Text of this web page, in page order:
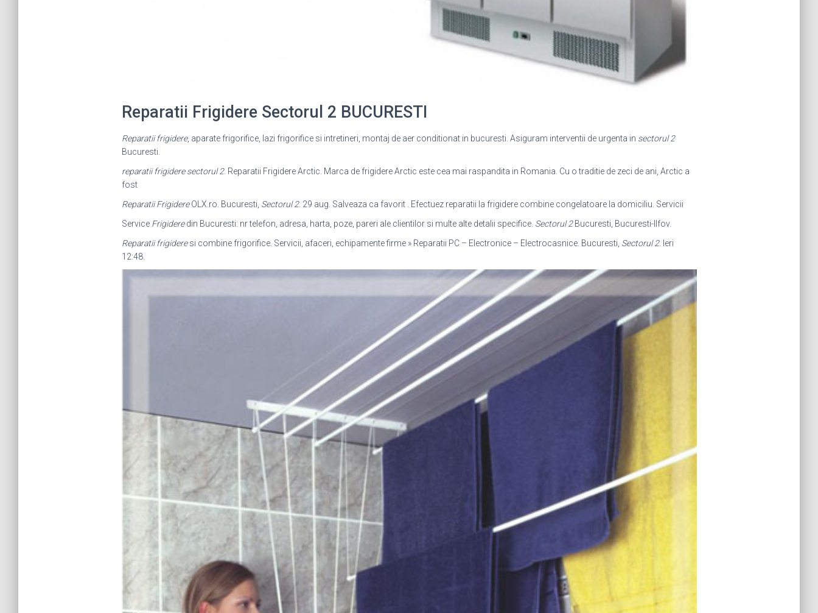
Reparatii Frigidere Sectorul 2 BUCURESTI
Reparatii frigidere, aparate frigorifice, lazi frigorifice si intretineri, montaj de aer conditionat in bucuresti. Asiguram interventii de urgenta in sectorul 2
Bucuresti.
reparatii frigidere sectorul 2. Reparatii Frigidere Arctic. Marca de frigidere Arctic este cea mai raspandita in Romania. Cu o traditie de zeci de ani, Arctic a
fost
Reparatii FrigidereOLX.ro. Bucuresti, Sectorul 2. 29 aug. Salveaza ca favorit . Efectuez reparatii la frigidere combine congelatoare la domiciliu. Servicii
Service Frigideredin Bucuresti: nr telefon, adresa, harta, poze, pareri ale clientilor si multe alte detalii specifice. Sectorul 2Bucuresti, Bucuresti-Ilfov.
Reparatii frigideresi combine frigorifice. Servicii, afaceri, echipamente firme » Reparatii PC – Electronice – Electrocasnice. Bucuresti, Sectorul 2. Ieri
12:48.